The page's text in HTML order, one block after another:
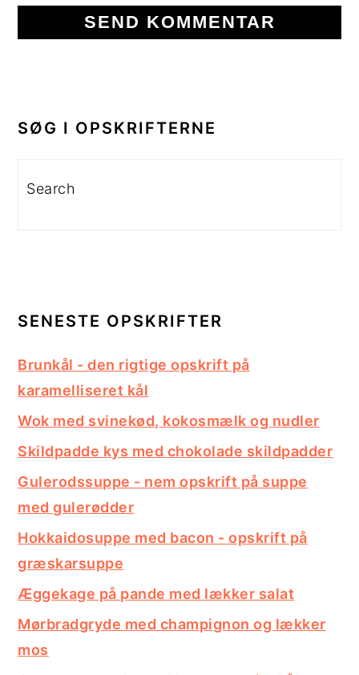
SIDEBAR
SØG I OPSKRIFTERNE
Search
SENESTE OPSKRIFTER
Brunkål - den rigtige opskrift på
karamelliseret kål
Wok med svinekød, kokosmælk og nudler
Skildpadde kys med chokolade skildpadder
Gulerodssuppe - nem opskrift på suppe
med gulerødder
Hokkaidosuppe med bacon - opskrift på
græskarsuppe
Æggekage på pande med lækker salat
Mørbradgryde med champignon og lækker
mos